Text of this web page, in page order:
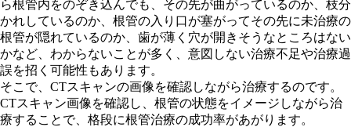
ら根管内をのぞき込んでも、その先が曲がっているのか、枝分
かれしているのか、根管の入り口が塞がってその先に未治療の
根管が隠れているのか、歯が薄く穴が開きそうなところはない
かなど、わからないことが多く、意図しない治療不足や治療過
誤を招く可能性もあります。
そこで、CTスキャンの画像を確認しながら治療するのです。
CTスキャン画像を確認し、根管の状態をイメージしながら治
療することで、格段に根管治療の成功率があがります。